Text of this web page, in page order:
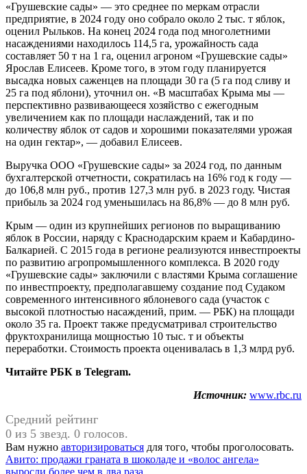
«Грушевские сады» — это среднее по меркам отрасли
предприятие, в 2024 году оно собрало около 2 тыс. т яблок,
оценил Рыльков. На конец 2024 года под многолетними
насаждениями находилось 114,5 га, урожайность сада
составляет 50 т на 1 га, оценил агроном «Грушевские сады»
Ярослав Елисеев. Кроме того, в этом году планируется
высадка новых саженцев на площади 30 га (5 га под сливу и
25 га под яблони), уточнил он. «В масштабах Крыма мы —
перспективно развивающееся хозяйство с ежегодным
увеличением как по площади наслаждений, так и по
количеству яблок от садов и хорошими показателями урожая
на один гектар», — добавил Елисеев.
Выручка ООО «Грушевские сады» за 2024 год, по данным
бухгалтерской отчетности, сократилась на 16% год к году —
до 106,8 млн руб., против 127,3 млн руб. в 2023 году. Чистая
прибыль за 2024 год уменьшилась на 86,8% — до 8 млн руб.
Крым — один из крупнейших регионов по выращиванию
яблок в России, наряду с Краснодарским краем и Кабардино-
Балкарией. С 2015 года в регионе реализуются инвестпроекты
по развитию агропромышленного комплекса. В 2020 году
«Грушевские сады» заключили с властями Крыма соглашение
по инвестпроекту, предполагавшему создание под Судаком
современного интенсивного яблоневого сада (участок с
высокой плотностью насаждений, прим. — РБК) на площади
около 35 га. Проект также предусматривал строительство
фруктохранилища мощностью 10 тыс. т и объекты
переработки. Стоимость проекта оценивалась в 1,3 млрд руб.
Читайте РБК в Telegram.
Источник: www.rbc.ru
Средний рейтинг
0 из 5 звезд. 0 голосов.
Вам нужно авторизироваться для того, чтобы проголосовать.
Навигация
Предыдущая
запись:
Авито: продажи граната в шоколаде и «волос ангела»